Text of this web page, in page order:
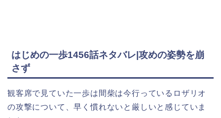
はじめの一歩1456話ネタバレ|攻めの姿勢を崩
さず
観客席で見ていた一歩は間柴は今行っているロザリオ
の攻撃について、早く慣れないと厳しいと感じていま